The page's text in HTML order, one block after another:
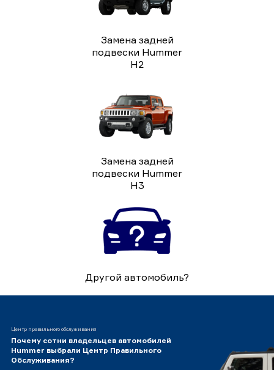
Замена задней
подвески Hummer
H2
Замена задней
подвески Hummer
H3
Другой автомобиль?
Центр правильного обслуживания
Почему сотни владельцев автомобилей
Hummer выбрали Центр Правильного
Обслуживания?